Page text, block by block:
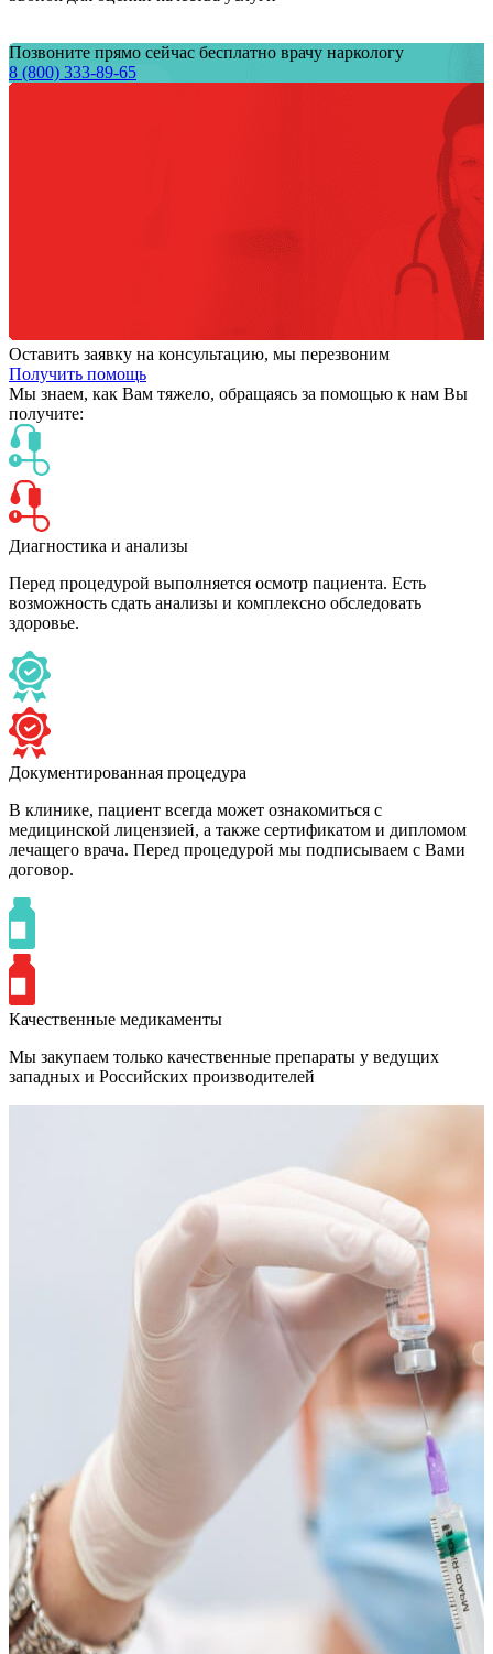
Позвоните прямо сейчас бесплатно врачу наркологу
8 (800) 333-89-65
Оставить заявку на консультацию, мы перезвоним
Получить помощь
Мы знаем, как Вам тяжело, обращаясь за помощью к нам Вы
получите:
Диагностика и анализы
Перед процедурой выполняется осмотр пациента. Есть
возможность сдать анализы и комплексно обследовать
здоровье.
Документированная процедура
В клинике, пациент всегда может ознакомиться с
медицинской лицензией, а также сертификатом и дипломом
лечащего врача. Перед процедурой мы подписываем с Вами
договор.
Качественные медикаменты
Мы закупаем только качественные препараты у ведущих
западных и Российских производителей